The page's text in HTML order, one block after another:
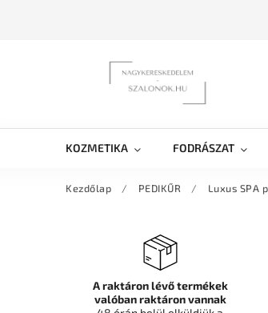
KOZMETIKA FODRÁSZAT
Kezdőlap / PEDIKŰR / Luxus SPA
A raktáron lévő termékek
valóban raktáron vannak